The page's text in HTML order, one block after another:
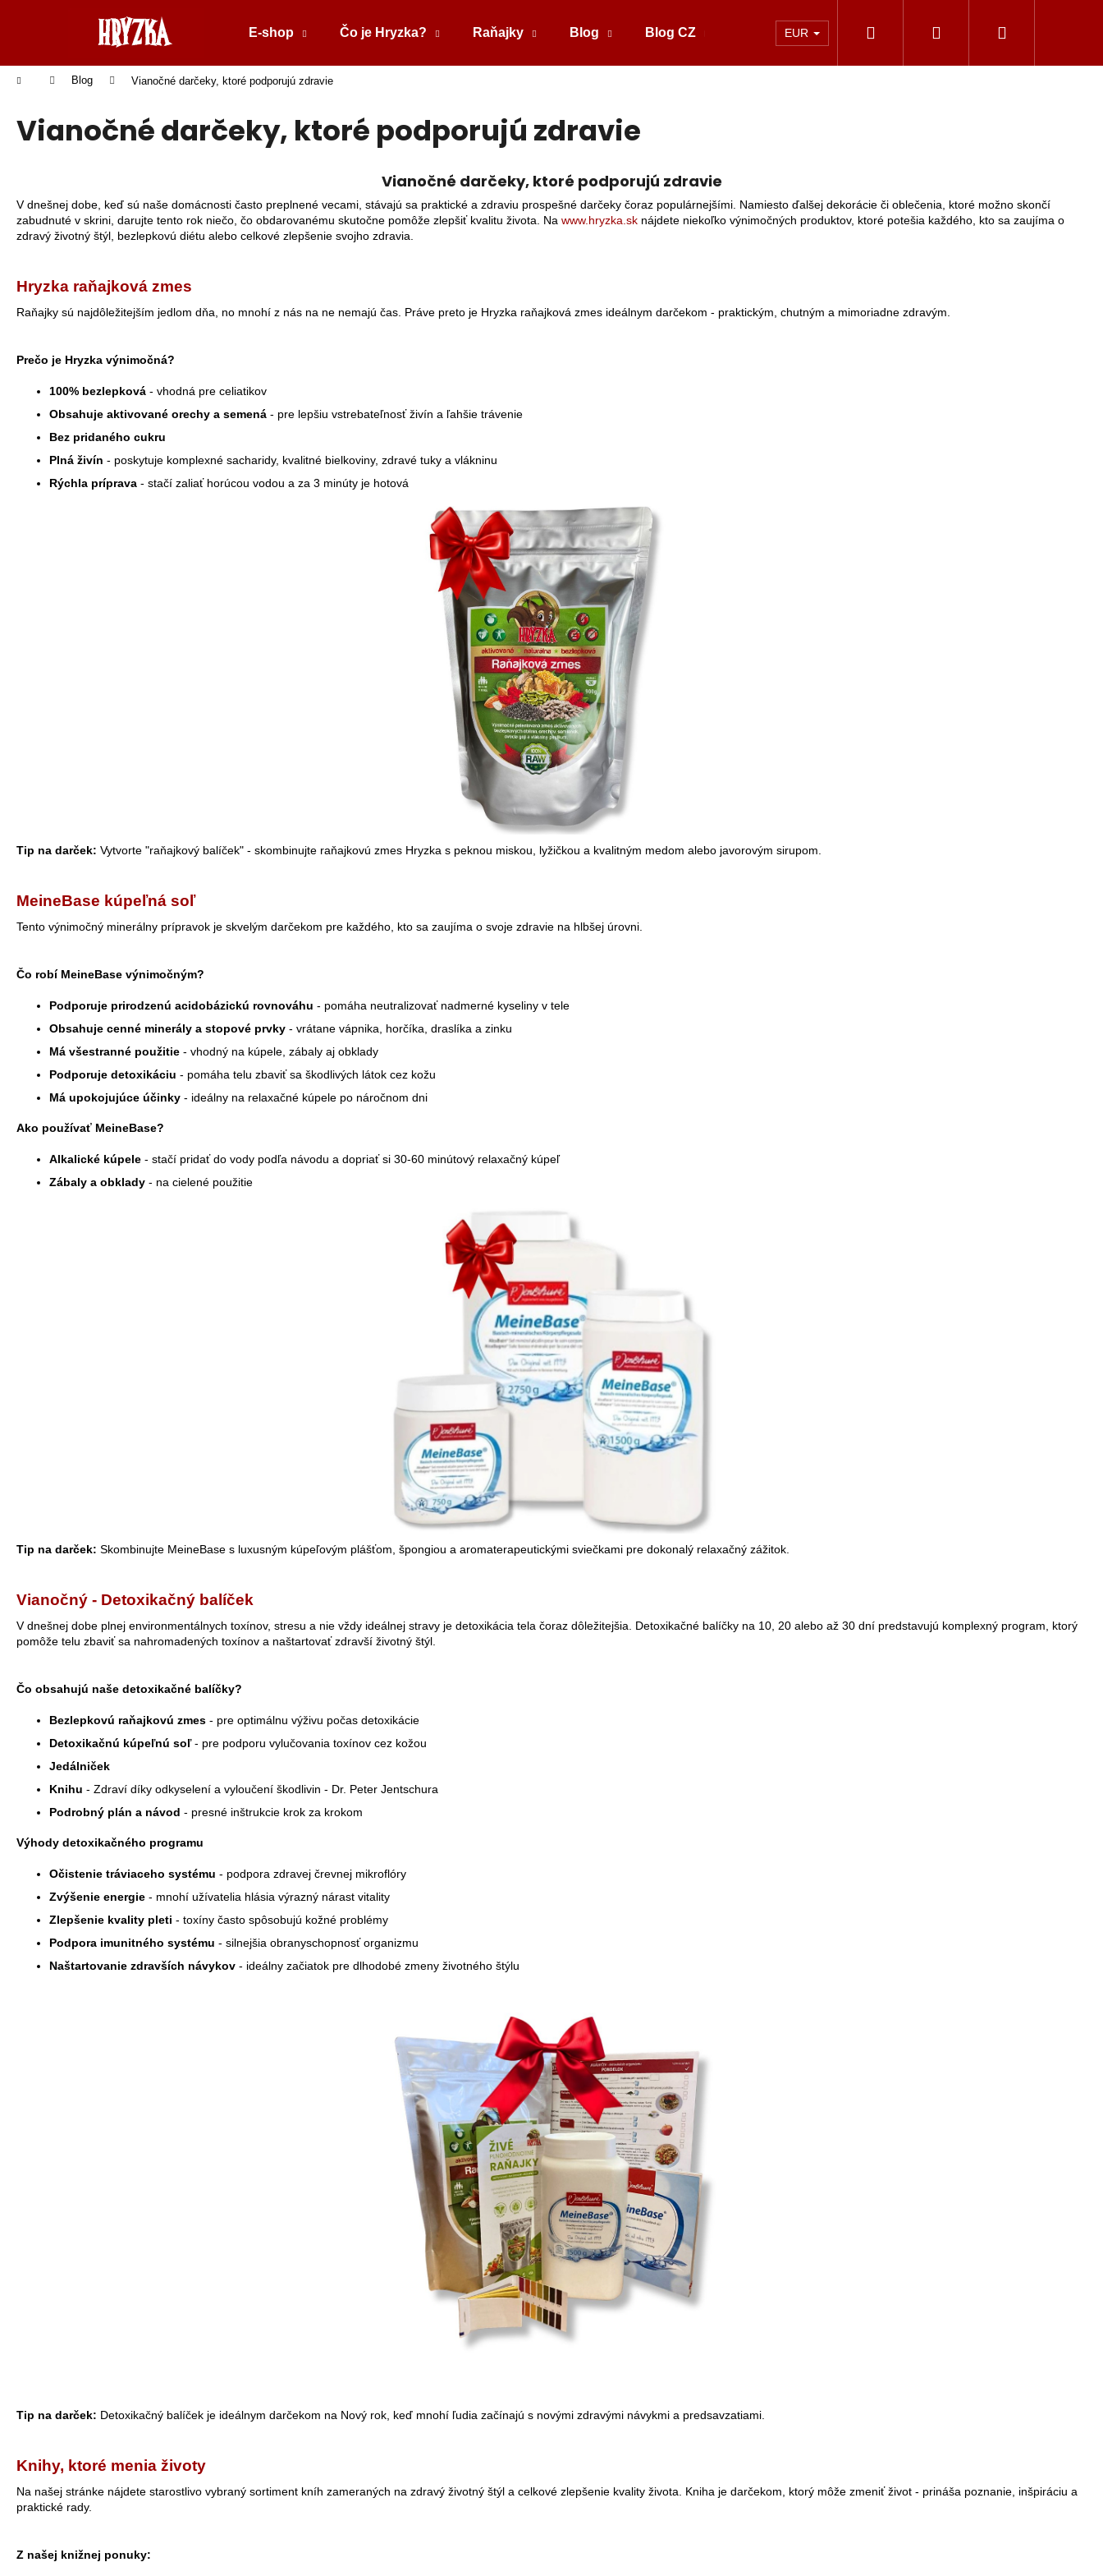
E-shop Čo je Hryzka? Raňajky Blog Blog CZ KontaktEUR Hľadať PrihlásenieNákupný
Domov Blog Vianočné darčeky, ktoré podporujú zdravie
Vianočné darčeky, ktoré podporujú zdravie
Vianočné darčeky, ktoré podporujú zdravie
V dnešnej dobe, keď sú naše domácnosti často preplnené vecami, stávajú sa praktické a zdraviu prospešné darčeky čoraz populárnejšími. Namiesto ďalšej dekorácie či oblečenia, ktoré možno skončí
zabudnuté v skrini, darujte tento rok niečo, čo obdarovanému skutočne pomôže zlepšiť kvalitu života. Na www.hryzka. sk nájdete niekoľko výnimočných produktov, ktoré potešia každého, kto sa zaujíma o
zdravý životný štýl, bezlepkovú diétu alebo celkové zlepšenie svojho zdravia.
Hryzka raňajková zmes
Raňajky sú najdôležitejším jedlom dňa, no mnohí z nás na ne nemajú čas. Práve preto je Hryzka raňajková zmes ideálnym darčekom - praktickým, chutným a mimoriadne zdravým.
Prečo je Hryzka výnimočná?
100% bezlepková - vhodná pre celiatikov
Obsahuje aktivované orechy a semená - pre lepšiu vstrebateľnosť živín a ľahšie trávenie
Bez pridaného cukru
Plná živín - poskytuje komplexné sacharidy, kvalitné bielkoviny, zdravé tuky a vlákninu
Rýchla príprava - stačí zaliať horúcou vodou a za 3 minúty je hotová
Tip na darček: Vytvorte "raňajkový balíček" - skombinujte raňajkovú zmes Hryzka s peknou miskou, lyžičkou a kvalitným medom alebo javorovým sirupom.
MeineBase kúpeľná soľ
Tento výnimočný minerálny prípravok je skvelým darčekom pre každého, kto sa zaujíma o svoje zdravie na hlbšej úrovni.
Čo robí MeineBase výnimočným?
Podporuje prirodzenú acidobázickú rovnováhu - pomáha neutralizovať nadmerné kyseliny v tele
Obsahuje cenné minerály a stopové prvky - vrátane vápnika, horčíka, draslíka a zinku
Má všestranné použitie - vhodný na kúpele, zábaly aj obklady
Podporuje detoxikáciu - pomáha telu zbaviť sa škodlivých látok cez kožu
Má upokojujúce účinky - ideálny na relaxačné kúpele po náročnom dni
Ako používať MeineBase?
Alkalické kúpele - stačí pridať do vody podľa návodu a dopriať si 30-60 minútový relaxačný kúpeľ
Zábaly a obklady - na cielené použitie
Tip na darček: Skombinujte MeineBase s luxusným kúpeľovým plášťom, špongiou a aromaterapeutickými sviečkami pre dokonalý relaxačný zážitok.
Vianočný - Detoxikačný balíček
V dnešnej dobe plnej environmentálnych toxínov, stresu a nie vždy ideálnej stravy je detoxikácia tela čoraz dôležitejšia. Detoxikačné balíčky na 10, 20 alebo až 30 dní predstavujú komplexný program, ktorý
pomôže telu zbaviť sa nahromadených toxínov a naštartovať zdravší životný štýl.
Čo obsahujú naše detoxikačné balíčky?
Bezlepkovú raňajkovú zmes - pre optimálnu výživu počas detoxikácie
Detoxikačnú kúpeľnú soľ- pre podporu vylučovania toxínov cez kožou
Jedálniček
Knihu - Zdraví díky odkyselení a vyloučení škodlivin - Dr. Peter Jentschura
Podrobný plán a návod - presné inštrukcie krok za krokom
Výhody detoxikačného programu
Očistenie tráviaceho systému - podpora zdravej črevnej mikroflóry
Zvýšenie energie - mnohí užívatelia hlásia výrazný nárast vitality
Zlepšenie kvality pleti - toxíny často spôsobujú kožné problémy
Podpora imunitného systému - silnejšia obranyschopnosť organizmu
Naštartovanie zdravších návykov - ideálny začiatok pre dlhodobé zmeny životného štýlu
Tip na darček: Detoxikačný balíček je ideálnym darčekom na Nový rok, keď mnohí ľudia začínajú s novými zdravými návykmi a predsavzatiami.
Knihy, ktoré menia životy
Na našej stránke nájdete starostlivo vybraný sortiment kníh zameraných na zdravý životný štýl a celkové zlepšenie kvality života. Kniha je darčekom, ktorý môže zmeniť život - prináša poznanie, inšpiráciu a
praktické rady.
Z našej knižnej ponuky:
K
do
do
Odporúčame
HRYZKA - ŽIVÉ RAŇAJKY 450 G